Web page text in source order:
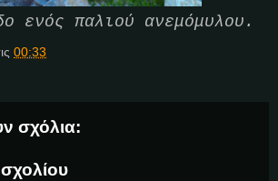
ενός παλιού ανεμόμυλου.
00:33
σχόλια: